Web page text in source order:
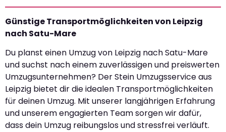
Günstige Transportmöglichkeiten von Leipzig
nach Satu-Mare
Du planst einen Umzug von Leipzig nach Satu-Mare
und suchst nach einem zuverlässigen und preiswerten
Umzugsunternehmen? Der Stein Umzugsservice aus
Leipzig bietet dir die idealen Transportmöglichkeiten
für deinen Umzug. Mit unserer langjährigen Erfahrung
und unserem engagierten Team sorgen wir dafür,
dass dein Umzug reibungslos und stressfrei verläuft.